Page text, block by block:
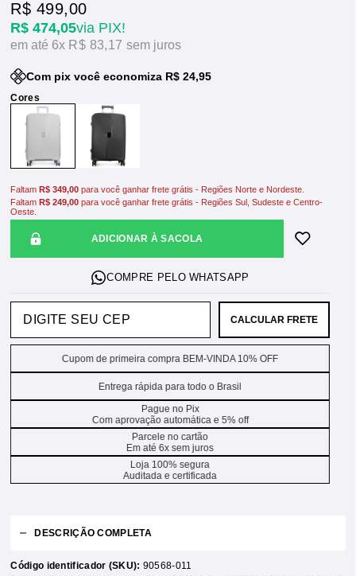
R$ 474,05via PIX!
R$ 499,00
6x R$ 83,17sem juros
Com pix você economiza R$ 24,95
ADICIONAR À SACOLA
FaltamR$ 349,00 para você ganhar frete grátis - Regiões Norte e Nordeste.
FaltamR$ 249,00 para você ganhar frete grátis - Regiões Sul, Sudeste e Centro-
Oeste.
CALCULAR FRETE
Cupom de primeira compra BEM-VINDA 10% OFF
Entrega rápida para todo o Brasil
Pague no Pix
Com aprovação automática e 5% off
Parcele no cartão
Em até 6x sem juros
Loja 100% segura
Auditada e certificada
DESCRIÇÃO COMPLETA
Código identificador (SKU): 90568-011